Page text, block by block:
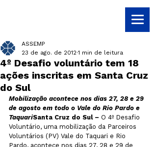
4º Desafio voluntário tem 18
ações inscritas em Santa Cruz
do Sul
ASSEMP
23 de ago. de 2012 1 min de leitura
Mobilização acontece nos dias 27, 28 e 29
de agosto em todo o Vale do Rio Pardo e
TaquariSanta Cruz do Sul – O 4º Desafio
Voluntário, uma mobilização da Parceiros
Voluntários (PV) Vale do Taquari e Rio
Pardo, acontece nos dias 27, 28 e 29 de